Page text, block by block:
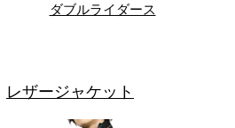
ダブルライダース
レザージャケット